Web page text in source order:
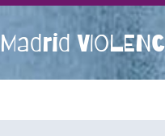
Madrid